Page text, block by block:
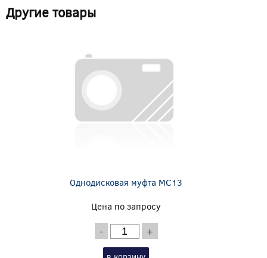
Другие товары
Однодисковая муфта MC13
Цена по запросу
- +